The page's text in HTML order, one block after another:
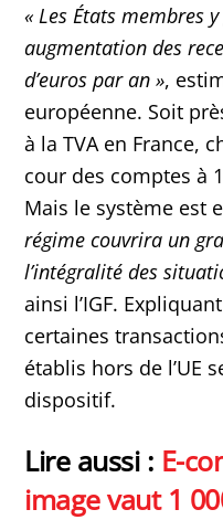
« Les États membres
augmentation des
d’euros par an »,
européenne. Soit
à la TVA en France,
cour des comptes à
Mais le système est
régime couvrira un
l’intégralité des
ainsi l’IGF.
certaines
établis hors de l’UE
dispositif.
Lire aussi : E-
image vaut 1